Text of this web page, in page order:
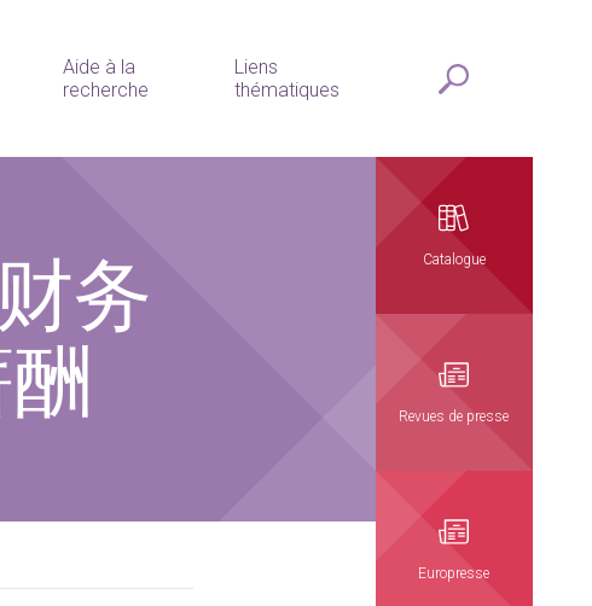
Aide à la
recherche
Liens
thématiques
务
Catalogue
Revues de presse
Europresse